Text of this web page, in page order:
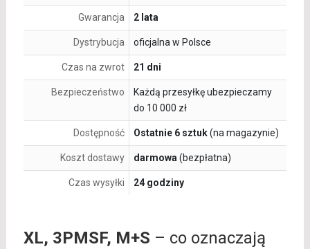
Gwarancja 2 lata
Dystrybucja oficjalna w Polsce
Czas na zwrot 21 dni
Bezpieczeństwo
Każdą przesyłkę ubezpieczamy
do 10 000 zł
Dostępność Ostatnie 6 sztuk(na magazynie)
Koszt dostawy darmowa (bezpłatna)
Czas wysyłki 24 godziny
XL, 3PMSF, M+S – co oznaczają